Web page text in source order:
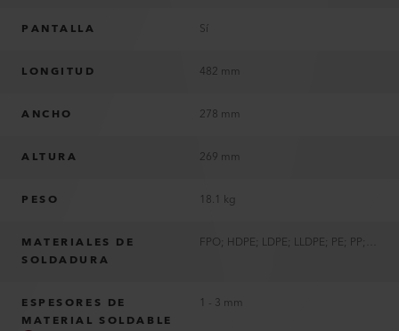
PANTALLA Sí
LONGITUD 482 mm
ANCHO 278 mm
ALTURA 269 mm
PESO 18.1 kg
MATERIALES DE
SOLDADURA
ESPESORES DE
MATERIAL SOLDABLE
1 - 3 mm